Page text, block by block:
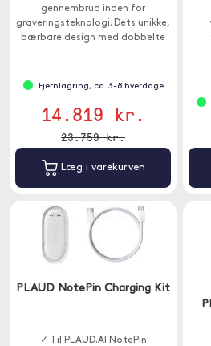
gennembrud inden for
graveringsteknologi. Dets unikke,
bærbare design med dobbelte
materialer.
Fjernlagring, ca. 3-8 hverdage
14.819 kr.
23.759 kr.
Læg i varekurven
PLAUD NotePin Charging Kit
✓ Til PLAUD.AI NotePin